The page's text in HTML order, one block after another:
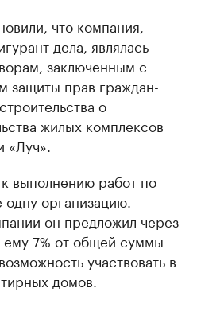
что компания,
дела, являлась
заключенным с
защиты прав граждан-
о
жилых комплексов
«Луч».
выполнению работ по
организацию.
он предложил через
ему 7% от общей суммы
участвовать в
домов.